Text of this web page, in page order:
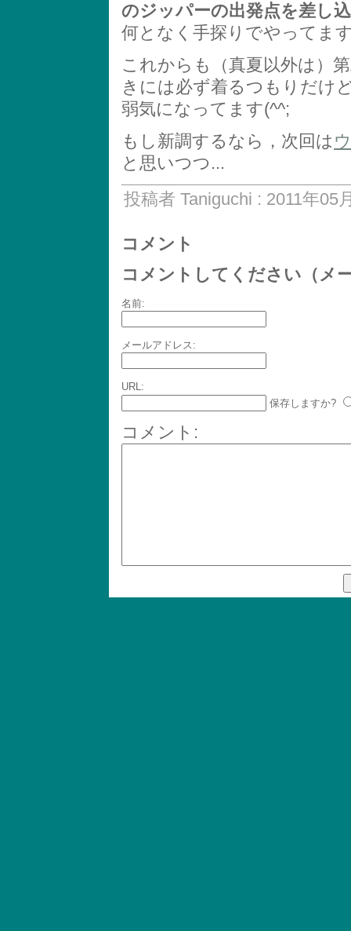
のジッパーの出発点を差し
何となく手探りでやってま
これからも（真夏以外は）
きには必ず着るつもりだけ
弱気になってます(^^;
もし新調するなら，次回は
と思いつつ...
投稿者 Taniguchi : 2011年05
コメント
コメントしてください（メ
名前:
メールアドレス:
URL:
保存しますか?
コメント: